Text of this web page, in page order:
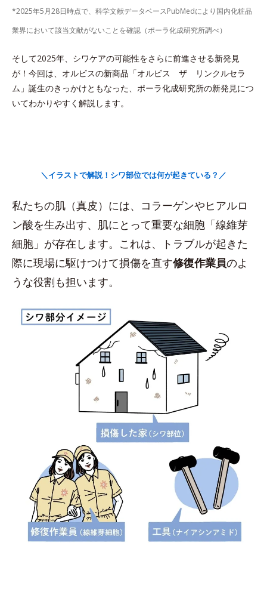
*2025年5月28日時点で、科学文献データベースPubMedにより国内化粧品
業界において該当文献がないことを確認（ポーラ化成研究所調べ）
そして2025年、シワケアの可能性をさらに前進させる新発見
が！今回は、オルビスの新商品「オルビス ザ リンクルセラ
ム」誕生のきっかけともなった、ポーラ化成研究所の新発見につ
いてわかりやすく解説します。
＼イラストで解説！シワ部位では何が起きている？／
私たちの肌（真皮）には、コラーゲンやヒアルロ
ン酸を生み出す、肌にとって重要な細胞「線維芽
細胞」が存在します。これは、トラブルが起きた
際に現場に駆けつけて損傷を直す修復作業員のよ
うな役割も担います。